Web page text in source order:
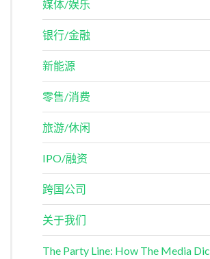
媒体/娱乐
银行/金融
新能源
零售/消费
旅游/休闲
IPO/融资
跨国公司
关于我们
The Party Line: How The Media